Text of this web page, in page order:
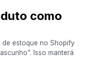
como
estoque no Shopify
Isso manterá